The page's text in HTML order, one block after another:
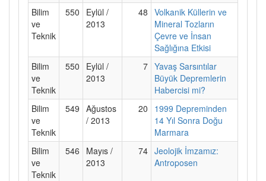
Bilim
ve
Teknik
550
Eylül /
2013
48 Volkanik Küllerin ve
Mineral Tozların
Çevre ve İnsan
Sağlığına Etkisi
Bilim
ve
Teknik
550
Eylül /
2013
7 Yavaş Sarsıntılar
Büyük Depremlerin
Habercisi mi?
Bilim
ve
Teknik
549 Ağustos
/ 2013
20
1999 Depreminden
14 Yıl Sonra Doğu
Marmara
Bilim
ve
Teknik
546
Mayıs /
2013
74 Jeolojik İmzamız:
Antroposen